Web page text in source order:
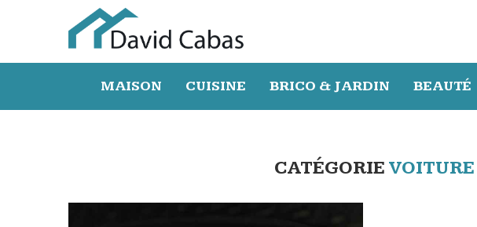
MAISON CUISINE BRICO & JARDIN BEAUTÉ
CATÉGORIE VOITURE